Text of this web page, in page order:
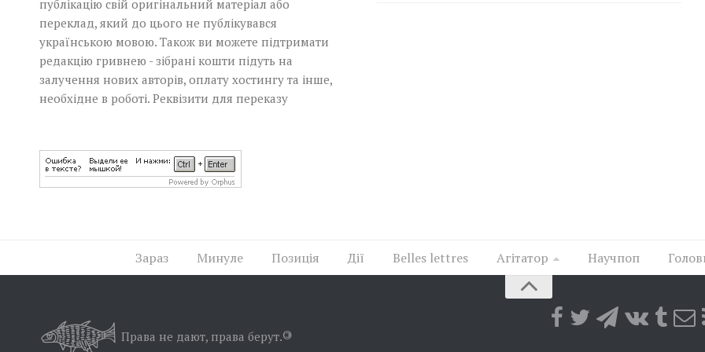
публікацію свій оригінальний матеріал або
переклад, який до цього не публікувався
українською мовою. Також ви можете підтримати
редакцію гривнею - зібрані кошти підуть на
залучення нових авторів, оплату хостингу та інше,
необхідне в роботі. Реквізити для переказу
Зараз Минуле Позиція Дії Belles lettres Агітатор Научпоп
Права не дают, права берут.©